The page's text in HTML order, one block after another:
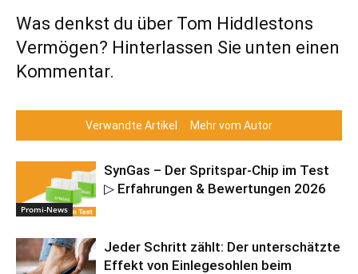
Was denkst du über Tom Hiddlestons
Vermögen? Hinterlassen Sie unten einen
Kommentar.
Verwandte Artikel Mehr vom Autor
Promi-News
SynGas – Der Spritspar-Chip im Test
▷ Erfahrungen & Bewertungen 2026
Jeder Schritt zählt: Der unterschätzte
Effekt von Einlegesohlen beim